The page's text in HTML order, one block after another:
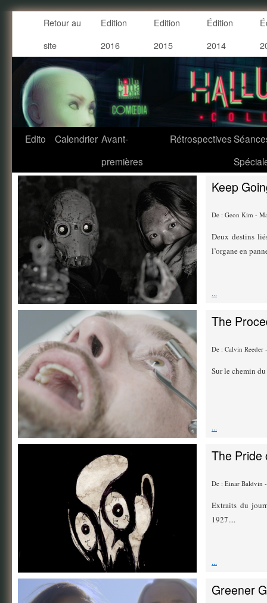
Retour au
site
Edition
2016
Edition
2015
Édition
2014
Edito Calendrier Avant-
premières
Rétrospectives
Keep
De : Geon Kim -
Deux destins
l’organe en
...
The
De : Calvin Reeder
Sur le chemin
...
The Pride
De : Einar Baldvin
Extraits du
1927....
...
Greener